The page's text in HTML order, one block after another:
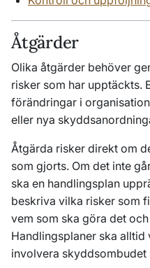
Åtgärder
Olika åtgärder behöver
risker som har upptäckts.
förändringar i
eller nya
Åtgärda risker direkt om
som gjorts. Om det inte
ska en handlingsplan
beskriva vilka risker som
vem som ska göra det
Handlingsplaner ska
involvera skyddsombudet